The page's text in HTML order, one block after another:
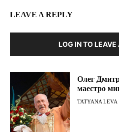
LEAVE A REPLY
LOG IN TO
Олег
маестро
TATYANA LEVA